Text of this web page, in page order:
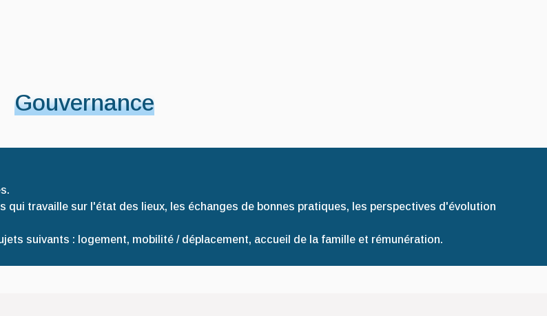
Gouvernance
qui travaille sur l'état des lieux, les échanges de bonnes pratiques, les perspectives d'évolution
suivants : logement, mobilité / déplacement, accueil de la famille et rémunération.